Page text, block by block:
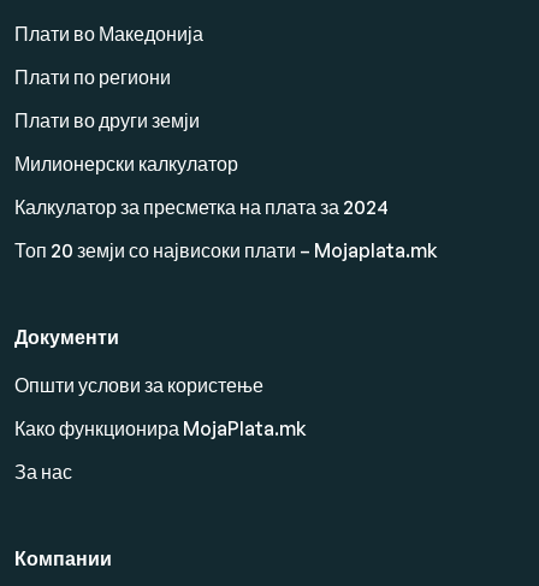
Плати во Македонија
Плати по региони
Плати во други земји
Милионерски калкулатор
Калкулатор за пресметка на плата за 2024
Топ 20 земји со највисоки плати – Mojaplata.mk
Документи
Општи услови за користење
Како функционира MojaPlata.mk
За нас
Компании